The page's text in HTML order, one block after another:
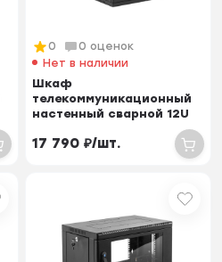
0
0 оценок
Нет в наличии
Шкаф
телекоммуникационный
настенный сварной 12U
стенки, д...
17 790 ₽/шт.